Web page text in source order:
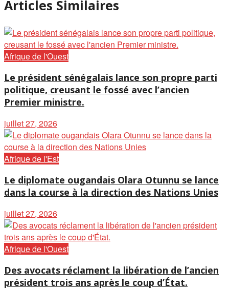
Articles Similaires
Afrique de l'Ouest
Le président sénégalais lance son propre parti
politique, creusant le fossé avec l’ancien
Premier ministre.
juillet 27, 2026
Afrique de l'Est
Le diplomate ougandais Olara Otunnu se lance
dans la course à la direction des Nations Unies
juillet 27, 2026
Afrique de l'Ouest
Des avocats réclament la libération de l’ancien
président trois ans après le coup d’État.